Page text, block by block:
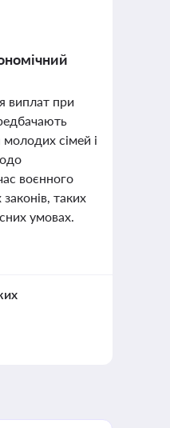
виплат при
сімей і
воєнного
таких
умовах.